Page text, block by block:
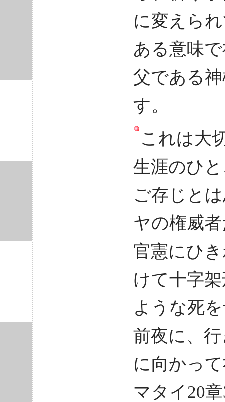
に変えら
ある意味
父である
す。
これは大
生涯のひ
ご存じと
ヤの権威
官憲にひ
けて十字
ような死
前夜に、
に向かっ
マタイ20